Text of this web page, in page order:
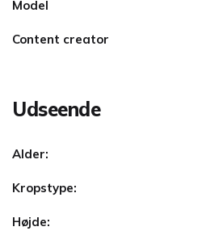
Model
Content creator
Udseende
Alder:
Kropstype:
Højde: